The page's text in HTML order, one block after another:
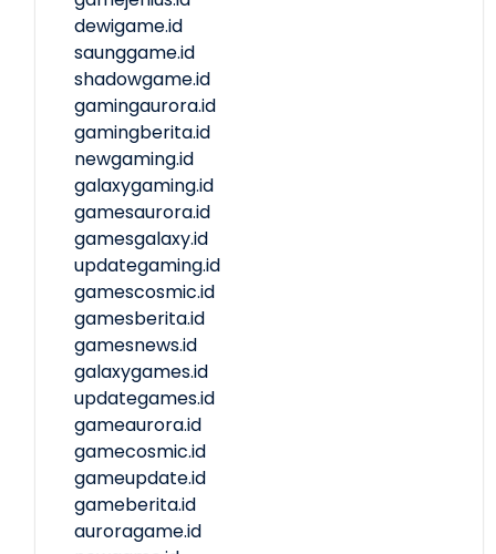
dewigame.id
saunggame.id
shadowgame.id
gamingaurora.id
gamingberita.id
newgaming.id
galaxygaming.id
gamesaurora.id
gamesgalaxy.id
updategaming.id
gamescosmic.id
gamesberita.id
gamesnews.id
galaxygames.id
updategames.id
gameaurora.id
gamecosmic.id
gameupdate.id
gameberita.id
auroragame.id